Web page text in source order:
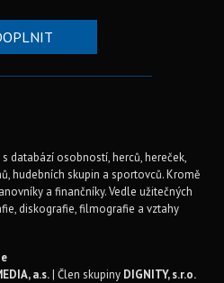
databází osobností, herců, hereček,
hudebních skupin a sportovců. Kromě
a finančníky. Vedle užitečných
diskografie, filmografie a vztahy
a.s.| Člen skupiny DIGNITY, s.r.o.